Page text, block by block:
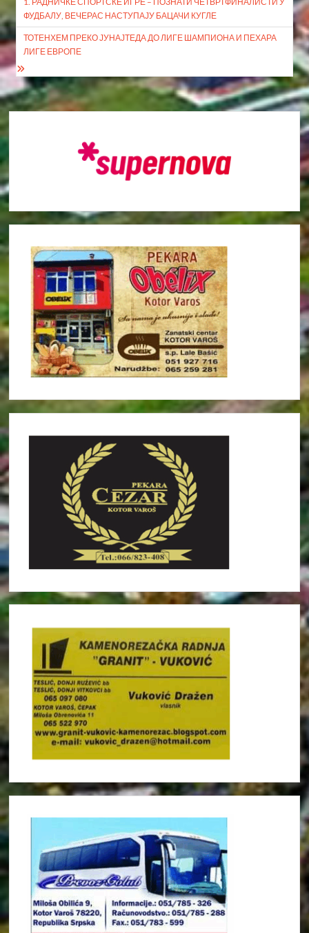
чланка
ФУДБАЛУ, ВЕЧЕРАС НАСТУПАЈУ БАЦАЧИ КУГЛЕ
ТОТЕНХЕМ ПРЕКО ЈУНАЈТЕДА ДО ЛИГЕ ШАМПИОНА И ПЕХАРА
ЛИГЕ ЕВРОПЕ